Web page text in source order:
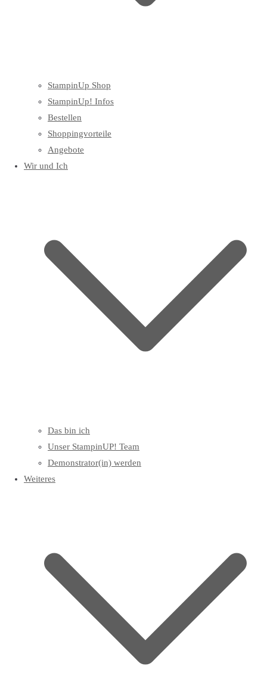
StampinUp Shop
StampinUp! Infos
Bestellen
Shoppingvorteile
Angebote
Wir und Ich
Das bin ich
Unser StampinUP! Team
Demonstrator(in) werden
Weiteres